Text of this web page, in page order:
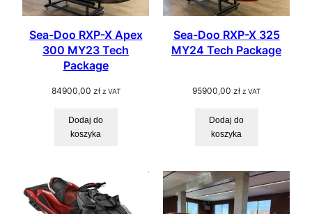
Sea-Doo RXP-X Apex
300 MY23 Tech
Package
84900,00 zł z VAT
Dodaj do
koszyka
Sea-Doo RXP-X 325
MY24 Tech Package
95900,00 zł z VAT
Dodaj do
koszyka